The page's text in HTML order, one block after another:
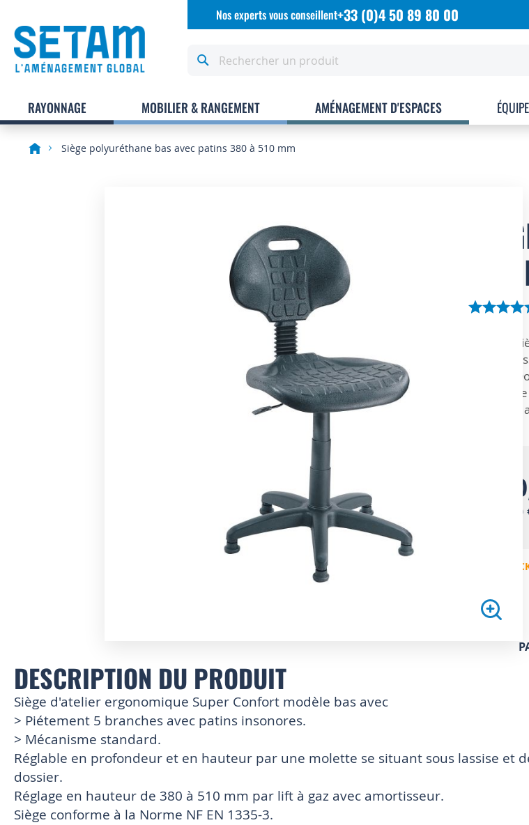
AllezNos experts vous conseillent+33 (0)4 50 89 80 00
RAYONNAGE MOBILIER & RANGEMENT AMÉNAGEMENT D'ESPACES
Siège polyuréthane bas avec patins 380 à 510 mm
the
beginning
of
the
gallery
180,00
EN
DESCRIPTION DU PRODUIT
Siège d'atelier ergonomique Super Confort modèle bas avec
> Piétement 5 branches avec patins insonores.
> Mécanisme standard.
Réglable en profondeur et en hauteur par une molette se situant sous lassise et
dossier.
Réglage en hauteur de 380 à 510 mm par lift à gaz avec amortisseur.
Siège conforme à la Norme NF EN 1335-3.